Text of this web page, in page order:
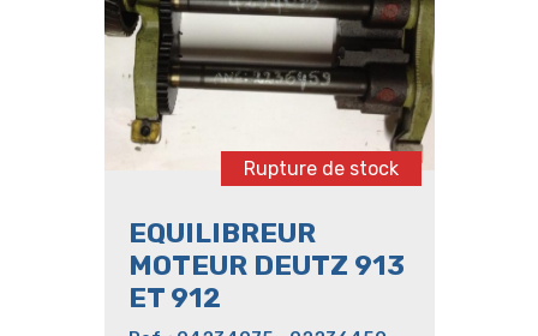
Rupture de stock
EQUILIBREUR
MOTEUR DEUTZ 913
ET 912